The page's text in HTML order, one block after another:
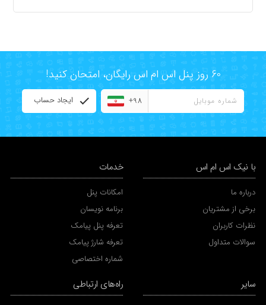
60 روز پنل اس ام اس رایگان، امتحان کنید!
+98 ایجاد حساب
با نیک اس ام اس
درباره ما
برخی از مشتریان
نظرات کاربران
سوالات متداول
خدمات
امکانات پنل
برنامه نویسان
تعرفه پنل پیامک
تعرفه شارژ پیامک
شماره اختصاصی
سایر راه‌های ارتباطی